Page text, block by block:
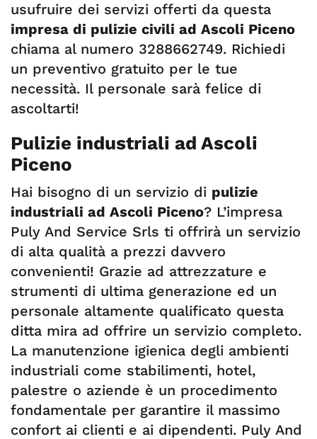
usufruire dei servizi offerti da questa
impresa di pulizie civili ad Ascoli Piceno
chiama al numero 3288662749. Richiedi
un preventivo gratuito per le tue
necessità. Il personale sarà felice di
ascoltarti!
Pulizie industriali ad Ascoli
Piceno
Hai bisogno di un servizio di pulizie
industriali ad Ascoli Piceno? L’impresa
Puly And Service Srls ti offrirà un servizio
di alta qualità a prezzi davvero
convenienti! Grazie ad attrezzature e
strumenti di ultima generazione ed un
personale altamente qualificato questa
ditta mira ad offrire un servizio completo.
La manutenzione igienica degli ambienti
industriali come stabilimenti, hotel,
palestre o aziende è un procedimento
fondamentale per garantire il massimo
confort ai clienti e ai dipendenti. Puly And